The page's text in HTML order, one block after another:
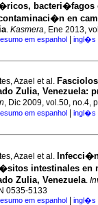
bacteri�fagos
en
. Kasmera, Ene 2013,
em espanhol ingl�s
Azael et al.
Zulia, Venezuela:
, Dic 2009, vol.50, no.4,
em espanhol ingl�s
Azael et al.
intestinales en
Zulia, Venezuela.
0535-5133
em espanhol ingl�s